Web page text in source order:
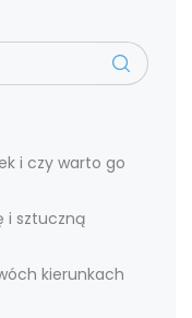
i czy warto go
i sztuczną
kierunkach